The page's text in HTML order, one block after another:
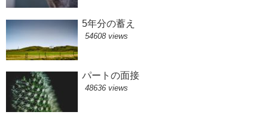
5年分の蓄え
54608 views
パートの面接
48636 views